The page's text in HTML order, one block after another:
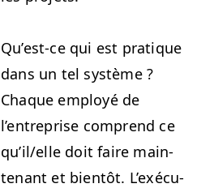
Qu’est-ce qui est pra­tique
dans un tel sys­tème ?
Chaque employé de
l’entreprise com­prend ce
qu’il/elle doit faire main­
tenant et bien­tôt. L’exé­cu­